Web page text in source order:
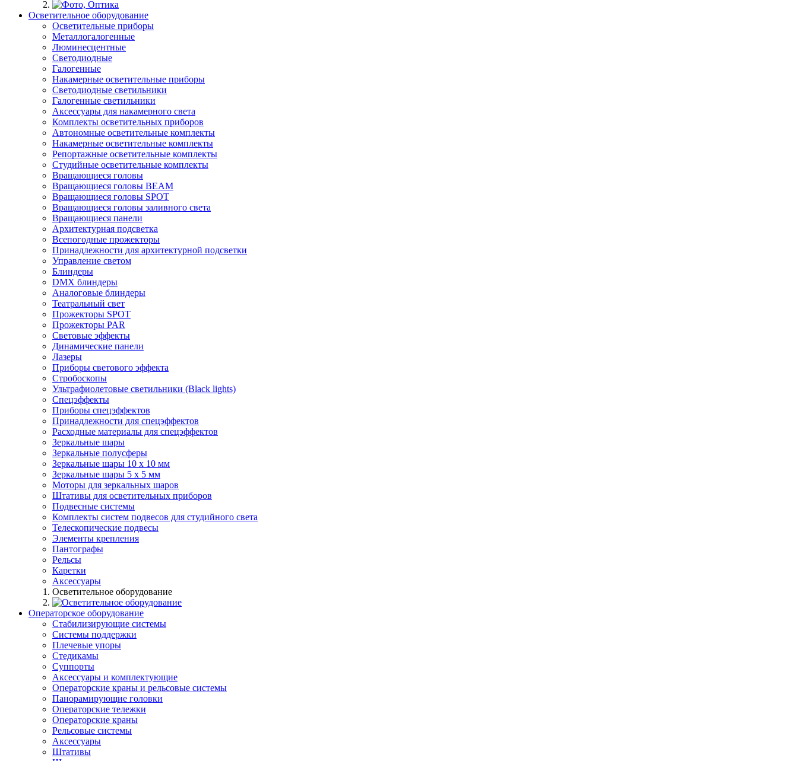
Осветительное оборудование
Осветительные приборы
Металлогалогенные
Люминесцентные
Светодиодные
Галогенные
Накамерные осветительные приборы
Светодиодные светильники
Галогенные светильники
Аксессуары для накамерного света
Комплекты осветительных приборов
Автономные осветительные комплекты
Накамерные осветительные комплекты
Репортажные осветительные комплекты
Студийные осветительные комплекты
Вращающиеся головы
Вращающиеся головы BEAM
Вращающиеся головы SPOT
Вращающиеся головы заливного света
Вращающиеся панели
Архитектурная подсветка
Всепогодные прожекторы
Принадлежности для архитектурной подсветки
Управление светом
Блиндеры
DMX блиндеры
Аналоговые блиндеры
Театральный свет
Прожекторы SPOT
Прожекторы PAR
Световые эффекты
Динамические панели
Лазеры
Приборы светового эффекта
Стробоскопы
Ультрафиолетовые светильники (Black lights)
Спецэффекты
Приборы спецэффектов
Принадлежности для спецэффектов
Расходные материалы для спецэффектов
Зеркальные шары
Зеркальные полусферы
Зеркальные шары 10 х 10 мм
Зеркальные шары 5 х 5 мм
Моторы для зеркальных шаров
Штативы для осветительных приборов
Подвесные системы
Комплекты систем подвесов для студийного света
Телескопические подвесы
Элементы крепления
Пантографы
Рельсы
Каретки
Аксессуары
Осветительное оборудование
Операторское оборудование
Стабилизирующие системы
Системы поддержки
Плечевые упоры
Стедикамы
Суппорты
Аксессуары и комплектующие
Операторские краны и рельсовые системы
Панорамирующие головки
Операторские тележки
Операторские краны
Рельсовые системы
Аксессуары
Штативы